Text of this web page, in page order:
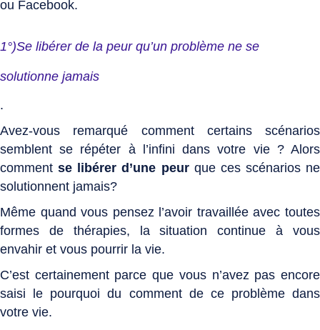
ou Facebook.
1°)Se libérer de la peur qu’un problème ne se
solutionne jamais
.
Avez-vous remarqué comment certains scénarios
semblent se répéter à l’infini dans votre vie ? Alors
commentse libérer d’une peurque ces scénarios ne
solutionnent jamais?
Même quand vous pensez l’avoir travaillée avec toutes
formes de thérapies, la situation continue à vous
envahir et vous pourrir la vie.
C’est certainement parce que vous n’avez pas encore
saisi le pourquoi du comment de ce problème dans
votre vie.